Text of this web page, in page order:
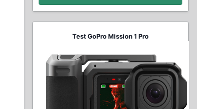
Test GoPro Mission 1 Pro